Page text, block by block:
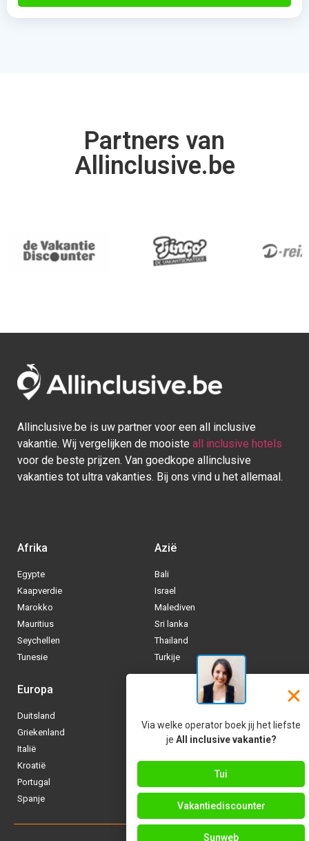
Partners van
Allinclusive.be
Allinclusive.be is uw partner voor een all inclusive
vakantie. Wij vergelijken de mooiste all inclusive hotels
voor de beste prijzen. Van goedkope allinclusive
vakanties tot ultra vakanties. Bij ons vind u het allemaal.
Afrika
Egypte
Kaapverdie
Marokko
Mauritius
Seychellen
Tunesie
Azië
Bali
Israel
Malediven
Sri lanka
Thailand
Turkije
Europa
Duitsland
Griekenland
Italië
Kroatië
Portugal
Spanje
Caraïben
Via welke operator boek jij het liefste
je All inclusive vakantie?
Tui
Vakantiediscounter
Sunweb